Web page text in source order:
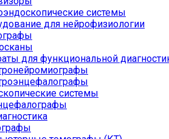
системы
для нейрофизиологии
для функциональной
системы